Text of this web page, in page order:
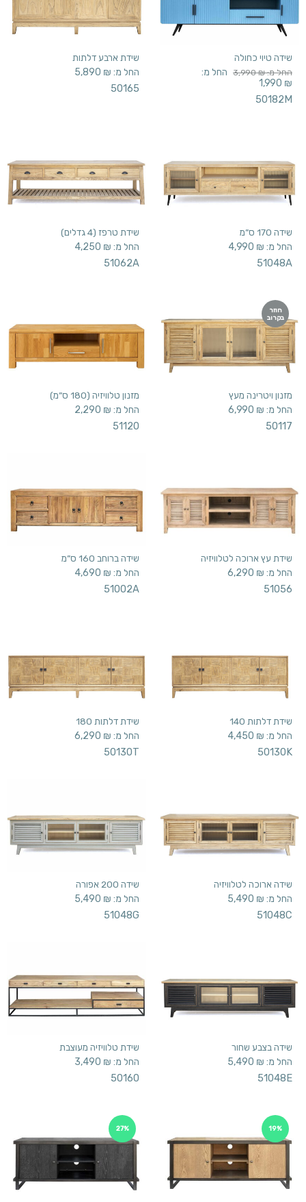
שידה טיוי כחולה
החל מ: 3,990₪
החל מ:
1,990 ₪
50182M
שידת ארבע דלתות
החל מ: 5,890 ₪
50165
שידה 170 ס”מ
החל מ: 4,990 ₪
51048A
שידת טרפז (4 גדלים)
החל מ: 4,250 ₪
51062A
חוזר
בקרוב
מזנון ויטרינה מעץ
החל מ: 6,990 ₪
50117
מזנון טלוויזיה (180 ס”מ)
החל מ: 2,290 ₪
51120
שידת עץ ארוכה לטלוויזיה
החל מ: 6,290 ₪
51056
שידה ברוחב 160 ס”מ
החל מ: 4,690 ₪
51002A
שידת דלתות 140
החל מ: 4,450 ₪
50130K
שידת דלתות 180
החל מ: 6,290 ₪
50130T
שידה ארוכה לטלוויזיה
החל מ: 5,490 ₪
51048C
שידה 200 אפורה
החל מ: 5,490 ₪
51048G
שידה בצבע שחור
החל מ: 5,490 ₪
51048E
שידת טלוויזיה מעוצבת
החל מ: 3,490 ₪
50160
19%
27%